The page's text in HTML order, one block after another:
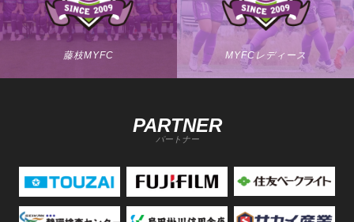
藤枝MYFC MYFCレディース
PARTNER
パートナー